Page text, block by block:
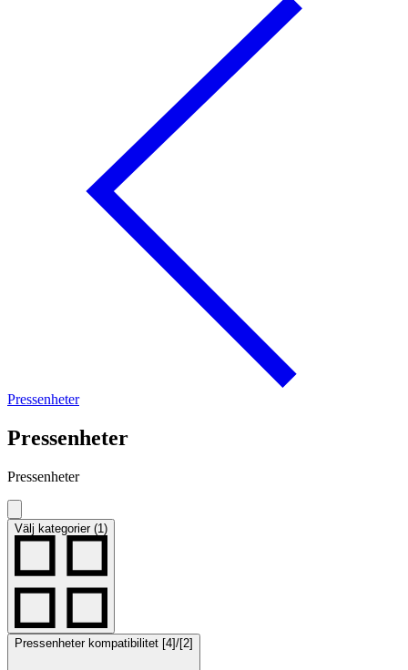
Pressenheter
Pressenheter
Pressenheter
Välj kategorier (1)
Pressenheter kompatibilitet [4]/[2]